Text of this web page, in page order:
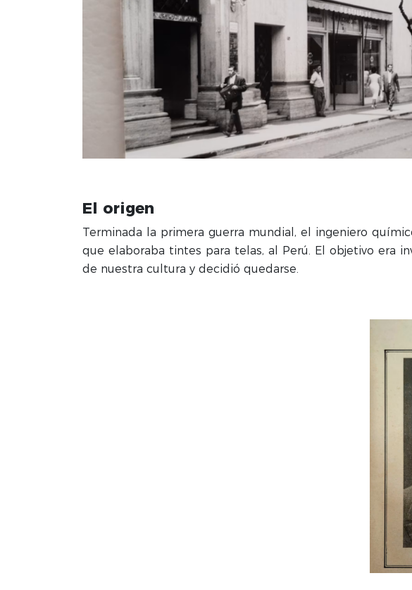
El origen
Terminada la primera guerra mundial, el ingeniero
que elaboraba tintes para telas, al Perú. El objetivo era
de nuestra cultura y decidió quedarse.